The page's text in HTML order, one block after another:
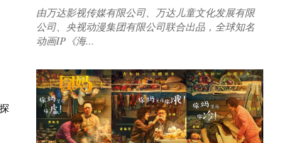
由万达影视传媒有限公司、万达儿童文化发展有限
公司、央视动漫集团有限公司联合出品，全球知名
动画IP《海...